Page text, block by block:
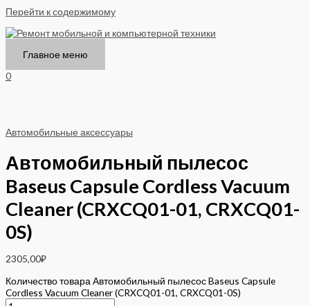
Перейти к содержимому
Главное меню
0
Автомобильные аксессуары
Автомобильный пылесос
Baseus Capsule Cordless Vacuum
Cleaner (CRXCQ01-01, CRXCQ01-
0S)
2305,00₽
Количество товара Автомобильный пылесос Baseus Capsule
Cordless Vacuum Cleaner (CRXCQ01-01, CRXCQ01-0S)